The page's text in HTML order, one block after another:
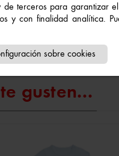
de terceros para garantizar
y con finalidad analítica.
sobre cookies
gusten...